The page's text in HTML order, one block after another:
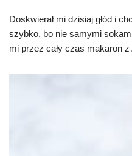
Doskwierał mi dzisiaj głód i
szybko, bo nie samymi
mi przez cały czas makaron